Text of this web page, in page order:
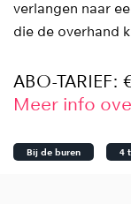
verlangen naar
die de overhand
ABO-TARIEF:
Meer info
Bij de buren 4